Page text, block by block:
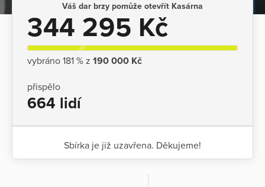
Váš dar brzy pomůže otevřít Kasárna
344 295 Kč
vybráno 181 % z 190 000 Kč
přispělo
664 lidí
Sbírka je již uzavřena. Děkujeme!